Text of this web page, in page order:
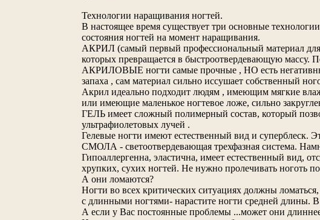
Технологии наращивания ногтей.
В настоящее время существует три основные
состояния ногтей на момент наращивания.
АКРИЛ (самый первый профессиональный материал для
которых превращается в быстроотвердевающую
АКРИЛОВЫЕ ногти самые прочные , НО есть
запаха , сам материал сильно иссушает собственный
Акрил идеально подходит людям , имеющим мягкие
или имеющие маленькое ногтевое ложе, сильно
ГЕЛЬ имеет сложный полимерный состав, который
ультрафиолетовых лучей .
Гелевые ногти имеют естественный вид и суперблеск.
СМОЛА - светоотвердевающая трехфазная система.
Гипоаллергенна, эластична, имеет естественный вид,
хрупких, сухих ногтей. Не нужно пролечивать ноготь
А они ломаются?
Ногти во всех критических ситуациях должны
с длинными ногтями- нарастите ногти средней длины.
А если у Вас постоянные проблемы ...может они